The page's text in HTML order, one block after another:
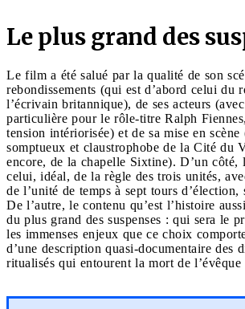
Le plus grand des
Le film a été salué par la qualité de son
rebondissements (qui est d’abord celui du
l’écrivain britannique), de ses acteurs
particulière pour le rôle-titre Ralph
tension intériorisée) et de sa mise en
somptueux et claustrophobe de la Cité du
encore, de la chapelle Sixtine). D’un côté,
celui, idéal, de la règle des trois unités,
de l’unité de temps à sept tours d’élection,
De l’autre, le contenu qu’est l’histoire
du plus grand des suspenses : qui sera le
les immenses enjeux que ce choix
d’une description quasi-documentaire des
ritualisés qui entourent la mort de l’évêque